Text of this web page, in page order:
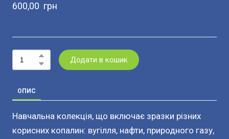
600,00  грн
Додати в кошик
ОПИС
Навчальна колекція, що включає зразки різних
корисних копалин: вугілля, нафти, природного газу,